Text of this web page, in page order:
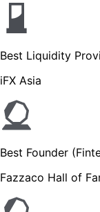
Best Liquidity
iFX Asia
Best Founder
Fazzaco Hall of